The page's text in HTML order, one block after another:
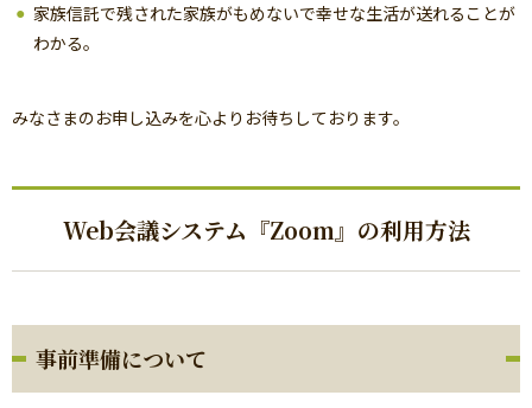
家族信託で残された家族がもめないで幸せな生活が送れることが
わかる。
みなさまのお申し込みを心よりお待ちしております。
Web会議システム『Zoom』の利用方法
事前準備について